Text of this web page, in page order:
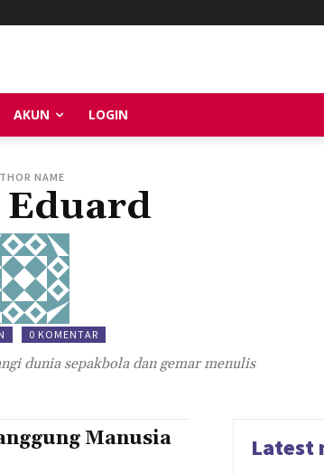
AKUN LOGIN
NAME
Eduard
0 KOMENTAR
dunia sepakbola dan gemar menulis
Manusia
Latest